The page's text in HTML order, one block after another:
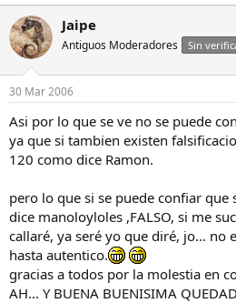
Jaipe
Antiguos Moderadores Sin
30 Mar 2006
Asi por lo que se ve no se puede
ya que si tambien existen
120 como dice Ramon.
pero lo que si se puede confiar que
dice manoloyloles ,FALSO, si me
callaré, ya seré yo que diré, jo... no
hasta autentico.
gracias a todos por la molestia en
AH... Y BUENA BUENISIMA